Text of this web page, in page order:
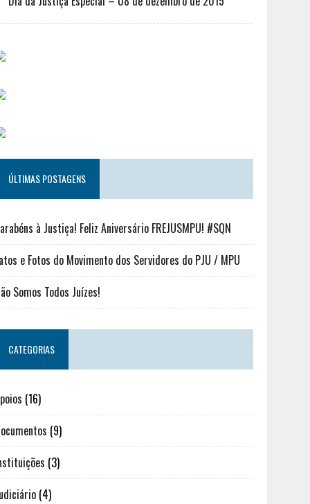
ÚLTIMAS POSTAGENS
à Justiça! Feliz Aniversário FREJUSMPU! #SQN
e Fotos do Movimento dos Servidores do PJU / MPU
Somos Todos Juízes!
CATEGORIAS
(16)
(9)
(3)
(4)